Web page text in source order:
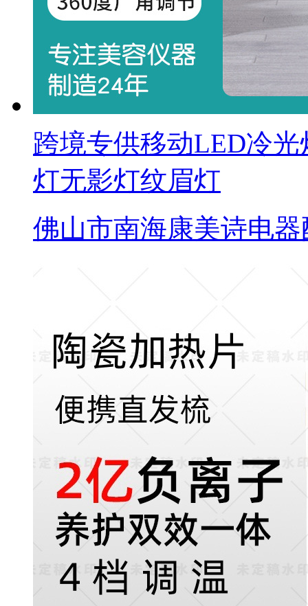
跨境专供移动LED冷
灯无影灯纹眉灯
佛山市南海康美诗电